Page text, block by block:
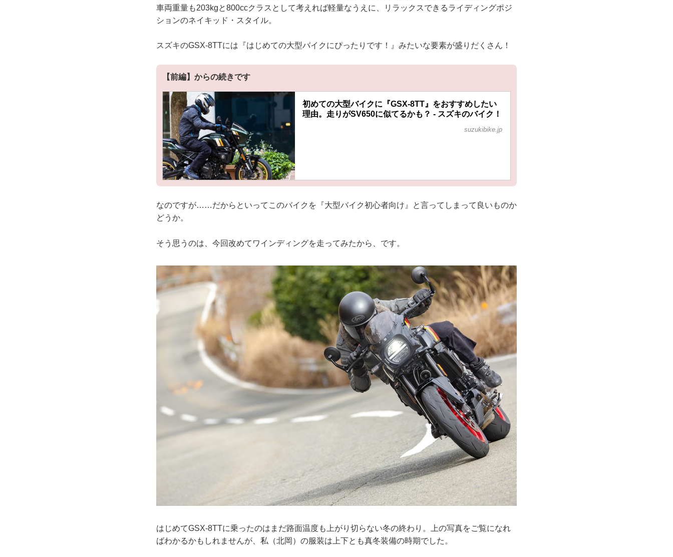
車両重量も203kgと800ccクラスとして考えれば軽量なうえに、リラックスできるライディングポジ
ションのネイキッド・スタイル。
スズキのGSX-8TTには『はじめての大型バイクにぴったりです！』みたいな要素が盛りだくさん！
【前編】からの続きです
初めての大型バイクに『GSX-8TT』をおすすめしたい
理由。走りがSV650に似てるかも？ - スズキのバイク！
suzukibike.jp
なのですが……だからといってこのバイクを『大型バイク初心者向け』と言ってしまって良いものか
どうか。
そう思うのは、今回改めてワインディングを走ってみたから、です。
はじめてGSX-8TTに乗ったのはまだ路面温度も上がり切らない冬の終わり。上の写真をご覧になれ
ばわかるかもしれませんが、私（北岡）の服装は上下とも真冬装備の時期でした。